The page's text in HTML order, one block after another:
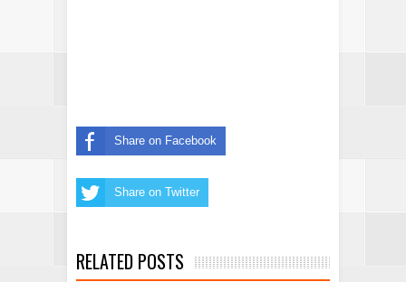
Share on Facebook
Share on Twitter
RELATED POSTS